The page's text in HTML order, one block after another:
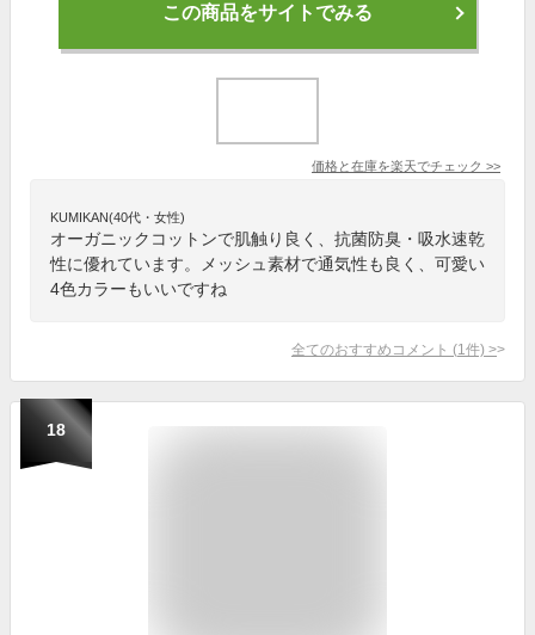
この商品をサイトでみる
価格と在庫を楽天でチェック >>
KUMIKAN(40代・女性)
オーガニックコットンで肌触り良く、抗菌防臭・吸水速乾
性に優れています。メッシュ素材で通気性も良く、可愛い
4色カラーもいいですね
全てのおすすめコメント (1 件) >
18